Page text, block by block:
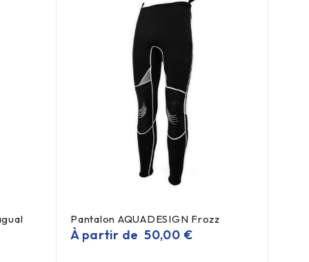
Pantalon AQUADESIGN Frozz
À partir de50,00 €